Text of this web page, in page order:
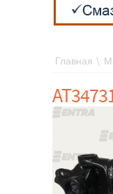
Главная \